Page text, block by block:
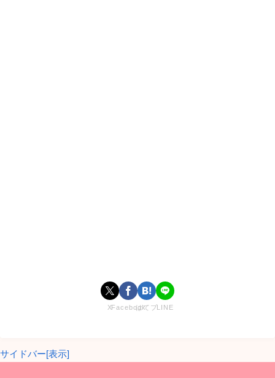
男子は、愛を求めてやって来たメンバーを見抜き、見事カッ
プル成立となることができるのでしょうか！？
XFacebookはてブLINE
サイドバー[表示]